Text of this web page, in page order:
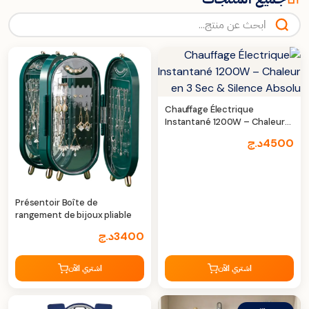
Chauffage Électrique
Instantané 1200W – Chaleur
4500د.ج
اشتري الآن
Présentoir Boîte de
rangement de bijoux pliable
3400د.ج
اشتري الآن